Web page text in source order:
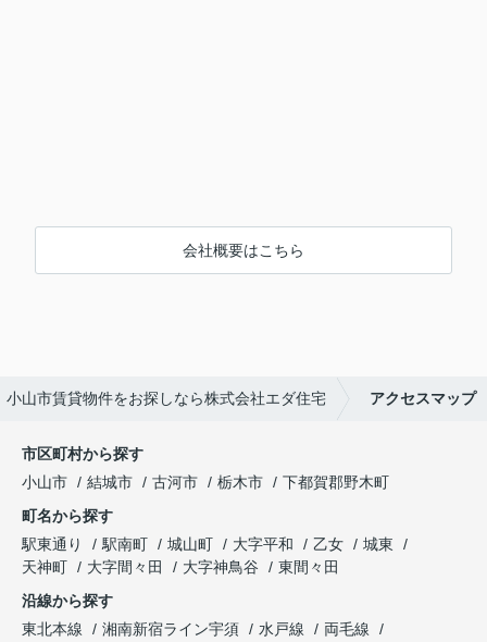
会社概要はこちら
小山市賃貸物件をお探しなら株式会社エダ住宅 アクセスマップ
市区町村から探す
小山市
結城市 古河市 栃木市
下都賀郡野木町
町名から探す
駅東通り
駅南町 城山町 大字平和 乙女
城東
天神町
大字間々田 大字神鳥谷
東間々田
沿線から探す
東北本線
湘南新宿ライン宇須 水戸線
両毛線